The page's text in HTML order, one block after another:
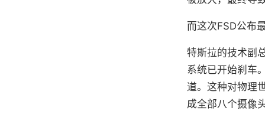
而这次FSD公布
特斯拉的技术副
系统已开始刹车
道。这种对物理
成全部八个摄像